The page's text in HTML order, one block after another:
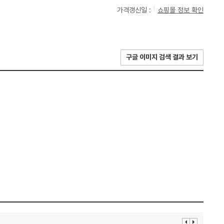
가격갱신일 : 쇼핑몰 정보 확인
구글 이미지 검색 결과 보기